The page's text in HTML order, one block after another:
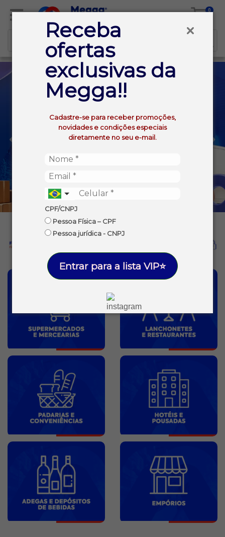
Receba
ofertas
exclusivas da
Megga!!
Cadastre-se para receber promoções,
novidades e condições especiais
diretamente no seu e-mail.
CPF/CNPJ
Pessoa Física – CPF
Pessoa jurídica - CNPJ
Entrar para a lista VIP⭐
0